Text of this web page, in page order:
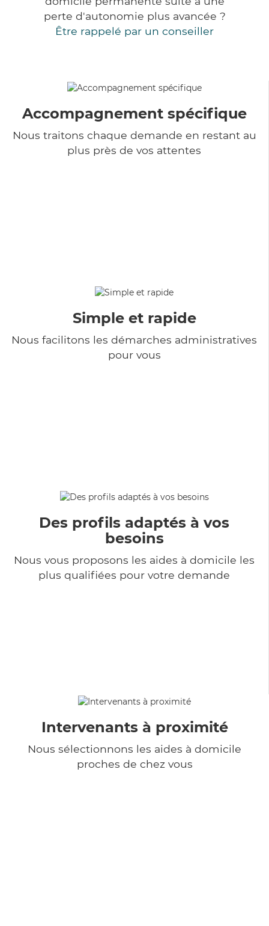
perte d'autonomie plus avancée ?
Être rappelé par un conseiller
Accompagnement spécifique
Nous traitons chaque demande en restant au
plus près de vos attentes
Simple et rapide
Nous facilitons les démarches administratives
pour vous
Des profils adaptés à vos
besoins
Nous vous proposons les aides à domicile les
plus qualifiées pour votre demande
Intervenants à proximité
Nous sélectionnons les aides à domicile
proches de chez vous